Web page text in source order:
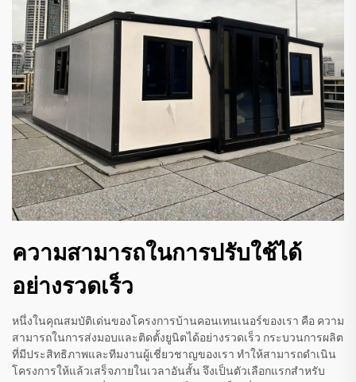
ความสามารถในการปรับใช้ได้
อย่างรวดเร็ว
หนึ่งในคุณสมบัติเด่นของโครงการบ้านคอนเทนเนอร์ของเรา คือ ความ
สามารถในการส่งมอบและติดตั้งยูนิตได้อย่างรวดเร็ว กระบวนการผลิต
ที่มีประสิทธิภาพและทีมงานผู้เชี่ยวชาญของเรา ทำให้สามารถดำเนิน
โครงการให้แล้วเสร็จภายในเวลาอันสั้น จึงเป็นตัวเลือกแรกสำหรับ